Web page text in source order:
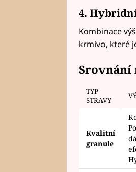
4.
Kombinace
krmivo, které
Srovnání
TYP
STRAVY
Kvalitní
granule